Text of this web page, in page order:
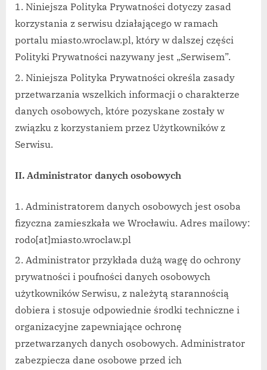
Niniejsza Polityka Prywatności dotyczy zasad
korzystania z serwisu działającego w ramach
portalu miasto.wroclaw.pl, który w dalszej części
Polityki Prywatności nazywany jest „Serwisem”.
Niniejsza Polityka Prywatności określa zasady
przetwarzania wszelkich informacji o charakterze
danych osobowych, które pozyskane zostały w
związku z korzystaniem przez Użytkowników z
Serwisu.
II. Administrator danych osobowych
Administratorem danych osobowych jest osoba
fizyczna zamieszkała we Wrocławiu. Adres mailowy:
rodo[at]miasto.wroclaw.pl
Administrator przykłada dużą wagę do ochrony
prywatności i poufności danych osobowych
użytkowników Serwisu, z należytą starannością
dobiera i stosuje odpowiednie środki techniczne i
organizacyjne zapewniające ochronę
przetwarzanych danych osobowych. Administrator
zabezpiecza dane osobowe przed ich